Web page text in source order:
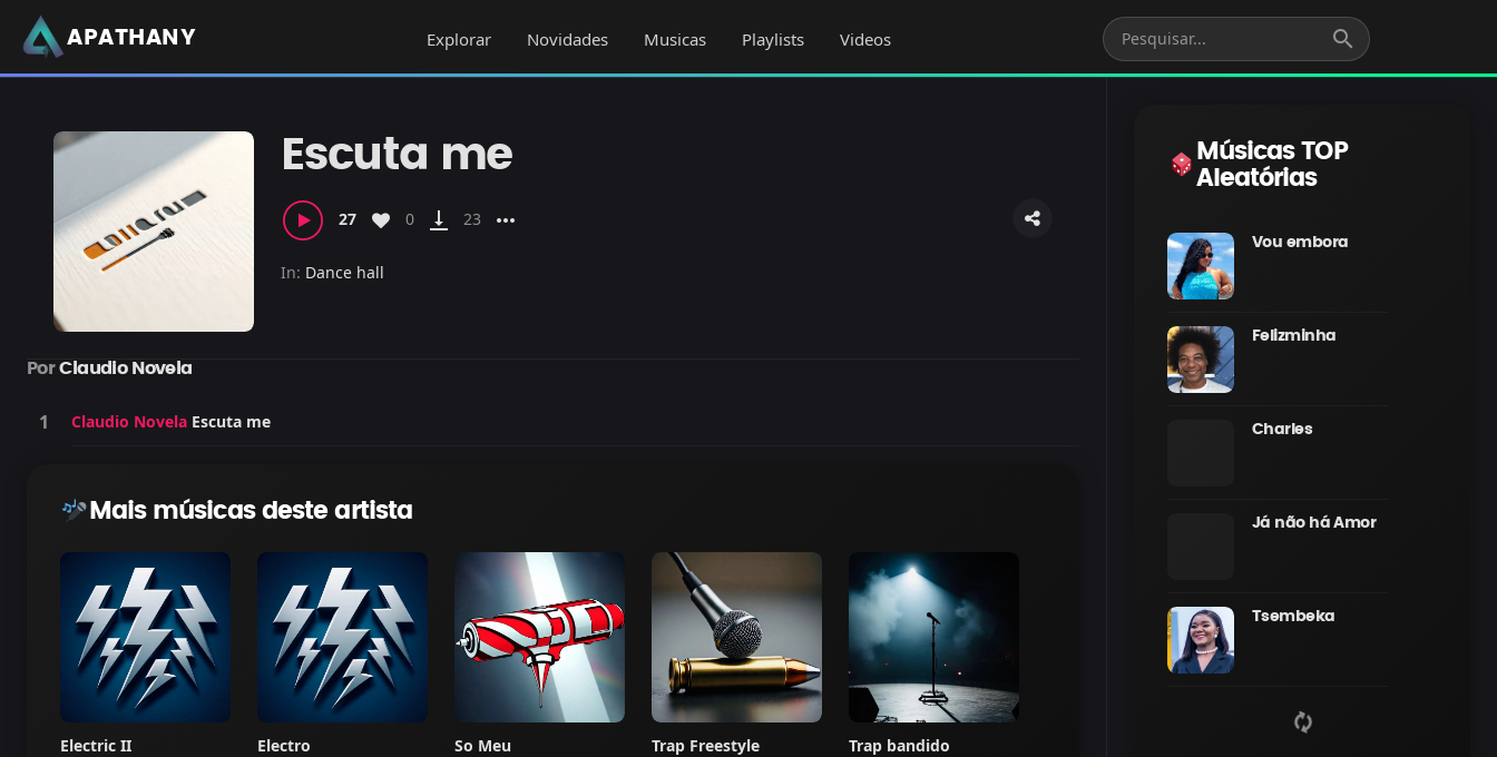
APATHANY Explorar Novidades Musicas Playlists Videos search
Escuta me
27 0 vertical_align_bottom 23 more_horiz
In: Dance hall
Por Claudio Novela
Claudio Novela Escuta me
Mais músicas deste artista
Electric II Electro So Meu Trap Freestyle Trap bandido
Músicas TOP
Aleatórias
Vou embora
Felizminha
Charles
Já não há Amor
Tsembeka